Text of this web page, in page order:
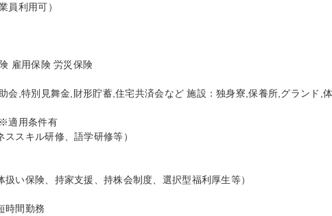
員利用可）
雇用保険 労災保険
会,特別見舞金,財形貯蓄,住宅共済会など 施設：独身寮,保養所,グランド,
適用条件有
ススキル研修、語学研修等）
扱い保険、持家支援、持株会制度、選択型福利厚生等）
時間勤務